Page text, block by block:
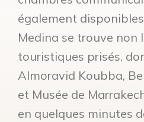
également
Medina se trouve non
touristiques prisés,
Almoravid Koubba,
et Musée de
en quelques minutes